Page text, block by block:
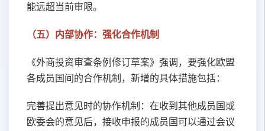
能远超当前审限。
（五）内部协作：强化合作机制
《外商投资审查条例修订草案》强调，要强化欧盟
各成员国间的合作机制，新增的具体措施包括：
完善提出意见时的协作机制：在收到其他成员国或
欧委会的意见后，接收申报的成员国可以通过会议